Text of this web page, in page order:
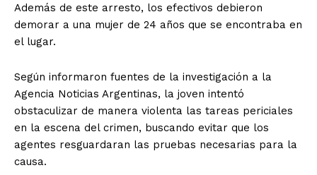
Además de este arresto, los efectivos debieron
demorar a una mujer de 24 años que se encontraba en
el lugar.
Según informaron fuentes de la investigación a la
Agencia Noticias Argentinas, la joven intentó
obstaculizar de manera violenta las tareas periciales
en la escena del crimen, buscando evitar que los
agentes resguardaran las pruebas necesarias para la
causa.